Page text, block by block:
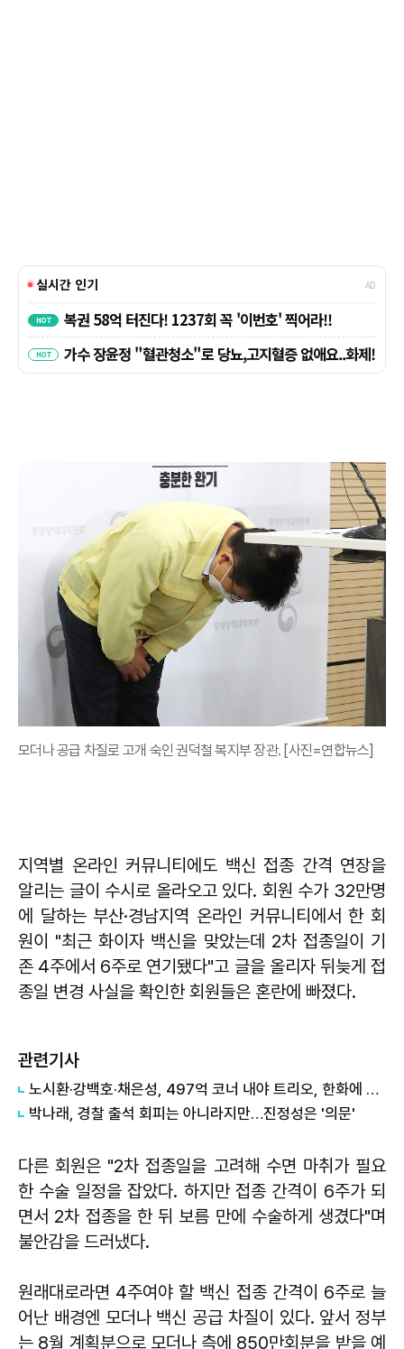
모더나 공급 차질로 고개 숙인 권덕철 복지부 장관. [사진=연합뉴스]
지역별 온라인 커뮤니티에도 백신 접종 간격 연장을
알리는 글이 수시로 올라오고 있다. 회원 수가 32만명
에 달하는 부산·경남지역 온라인 커뮤니티에서 한 회
원이 "최근 화이자 백신을 맞았는데 2차 접종일이 기
존 4주에서 6주로 연기됐다"고 글을 올리자 뒤늦게 접
종일 변경 사실을 확인한 회원들은 혼란에 빠졌다.
관련기사
노시환·강백호·채은성, 497억 코너 내야 트리오, 한화에 27년 만의 우승 선사할까
박나래, 경찰 출석 회피는 아니라지만…진정성은 '의문'
다른 회원은 "2차 접종일을 고려해 수면 마취가 필요
한 수술 일정을 잡았다. 하지만 접종 간격이 6주가 되
면서 2차 접종을 한 뒤 보름 만에 수술하게 생겼다"며
불안감을 드러냈다.
원래대로라면 4주여야 할 백신 접종 간격이 6주로 늘
어난 배경엔 모더나 백신 공급 차질이 있다. 앞서 정부
는 8월 계획분으로 모더나 측에 850만회분을 받을 예